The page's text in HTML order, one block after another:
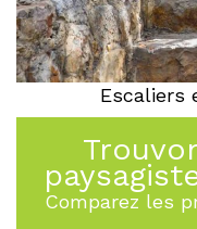
Escaliers
Comparez les